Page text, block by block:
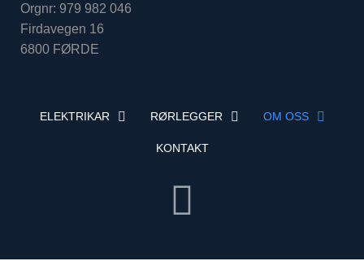
Orgnr: 979 982 046
Firdavegen 16
6800 FØRDE
ELEKTRIKAR RØRLEGGER OM OSS
KONTAKT